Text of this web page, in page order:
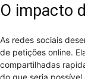
O impacto
As redes sociais
de petições online.
compartilhadas
do que seria